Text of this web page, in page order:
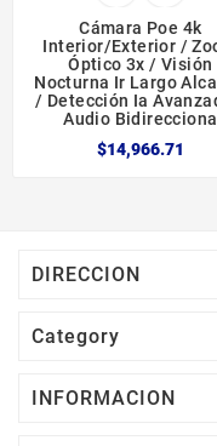
Cámara Poe 4k
Interior/exterior /
Óptico 3x / Visión
Nocturna Ir Largo
/ Detección Ia
Audio Bidirecciona
$14,966.71
DIRECCION
Category
INFORMACION